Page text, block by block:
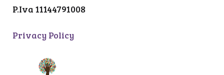
P.Iva 11144791008
Privacy Policy